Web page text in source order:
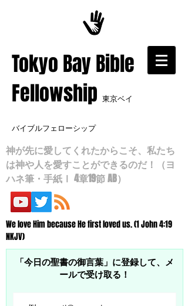
​Tokyo Bay Bible
Fellowship 東京ベイ
バイブルフェローシップ
神が先に愛してくれたからこそ、私たち
は神や人を愛すことができるのだ！（ヨ
ハネ筆・手紙Ⅰ 4章19節 AB）
We love Him because He first loved us. (1 John 4:19
NKJV)
「今日の聖書の御言葉」に登録して、メ
ールで受け取る！